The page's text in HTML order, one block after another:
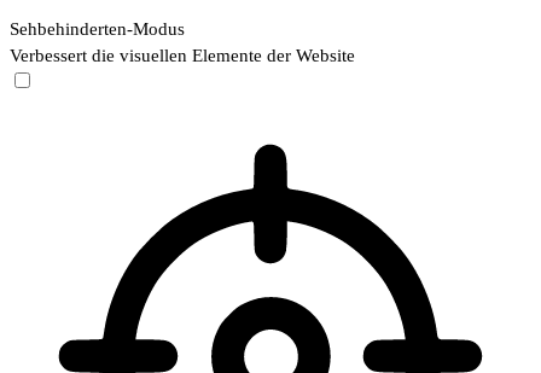
Sehbehinderten-Modus
Verbessert die visuellen Elemente der Website